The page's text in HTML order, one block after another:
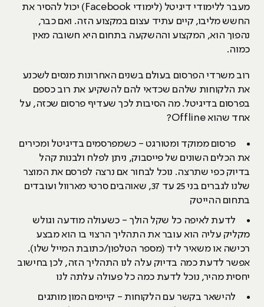
מעבר ללימודי דיגיטל (לימודי Facebook) יכול להסיר את
החשש מליבו, קיים עתיד עצום במקצוע הזה. ואם כבר,
נהפוך הוא, המקצוע וההשקעה בתחום היא חשובה מאין
כמוה.
רוב משרדי הפרסום בעולם בשנים האחרונות מנסים לשכנע
את הלקוחות שלהם שכדאי להם להשקיע את רוב כספם
בפרסום בדיגיטל. מה הסיבות לכך שעדיף פרסום שכזה, על
אחד שהוא Offline?
פרסום ממוקד ומטורגט - כשמפרסמים בדיגיטל ומכירים
את הכלים השונים של פייסבוק, ניתן לפלח ולבנות קהל
בדיוק כפי שתרצה. נוכל לבחור אם נרצה לפרסם את המוצר
שלנו לגברים בני 25 עד 37, שאוהבים סרטי מארוול ועובדים
בתחום ההייטק
לדעת לאיפה כל שקל הולך - כשעולה מודעה וגולש
מקליק עליה הוא עובר את התהליך הרצוי בו הוא מבצע
רכישה או משאיר ליד (מספר הטלפון/כתובת המייל שלו).
אפשר לדעת כמה בדיוק עלה לנו התהליך הזה, לכן בחישוב
יחסית מהיר, נוכל לדעת כמה כל פעולה עלתה לנו
להישאר בקשר עם הלקוחות - קיימים המון מותגים